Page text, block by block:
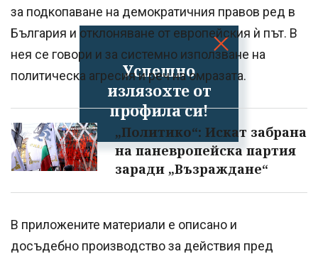
Успешно
излязохте от
профила си!
за подкопаване на демократичния правов ред в
България и отклоняване от европейския ѝ път. В
нея се говори и за системно използване на
политическа агресия и реч на омразата.
„Политико“: Искат забрана
на паневропейска партия
заради „Възраждане“
В приложените материали е описано и
досъдебно производство за действия пред